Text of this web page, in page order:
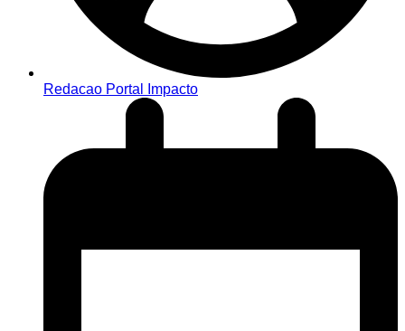
Redacao Portal Impacto